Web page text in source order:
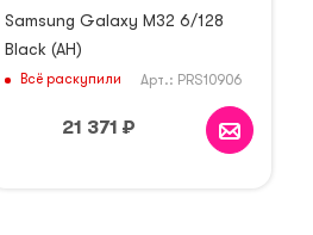
Samsung Galaxy M32 6/128
Black (AH)
Всё раскупили Арт.: PRS10906
21 371 ₽